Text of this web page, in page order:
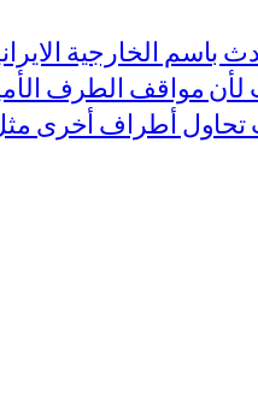
باسم الخارجية
مواقف الطرف
تحاول أطراف أخرى